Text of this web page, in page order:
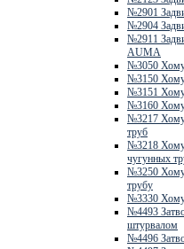
№2901
№2904
№2911
AUMA
№3050
№3150
№3151
№3160
№3217
труб
№3218
чугунных
№3250
трубу
№3330
№4493
штурвалом
№4496